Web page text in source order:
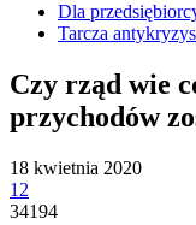
Dla
Tarcza
Czy rząd wie
przychodów
18 kwietnia 2020
12
34194